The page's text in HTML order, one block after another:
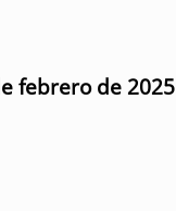
febrero de 2025